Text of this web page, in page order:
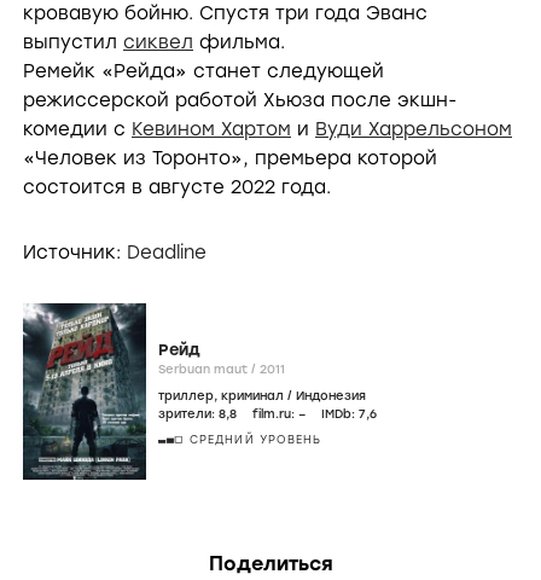
кровавую бойню. Спустя три года Эванс
выпустил сиквел фильма.
Ремейк «Рейда» станет следующей
режиссерской работой Хьюза после экшн-
комедии с Кевином Хартом и Вуди Харрельсоном
«Человек из Торонто», премьера которой
состоится в августе 2022 года.
Источник: Deadline
Рейд
Serbuan maut / 2011
триллер, криминал / Индонезия
зрители: 8,8 film.ru: – IMDb: 7,6
СРЕДНИЙ УРОВЕНЬ
Поделиться